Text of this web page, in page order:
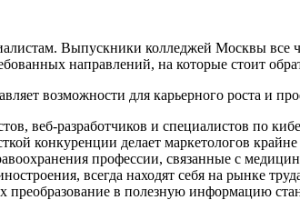
Выпускники колледжей Москвы все
направлений, на которые стоит
возможности для карьерного роста и
веб-разработчиков и специалистов по
конкуренции делает маркетологов
профессии, связанные с
всегда находят себя на рынке
в полезную информацию